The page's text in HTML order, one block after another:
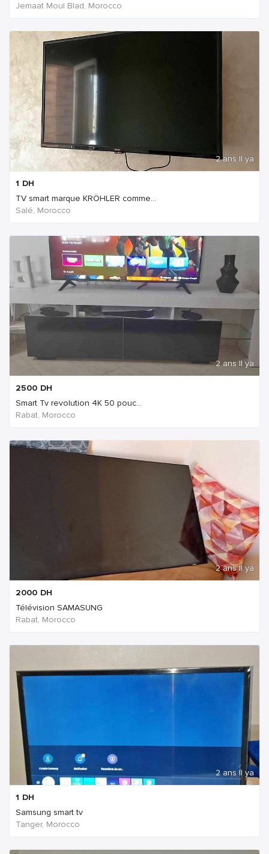
Jemaat Moul Blad, Morocco
2 ans Il ya
1 DH
TV smart marque KRÖHLER comme...
Salé, Morocco
2 ans Il ya
2500 DH
Smart Tv revolution 4K 50 pouc...
Rabat, Morocco
2 ans Il ya
2000 DH
Télévision SAMASUNG
Rabat, Morocco
2 ans Il ya
1 DH
Samsung smart tv
Tanger, Morocco